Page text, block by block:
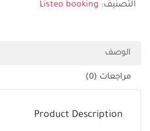
التصنيف: Listeo booking
الوصف
مراجعات (0)
Product Description